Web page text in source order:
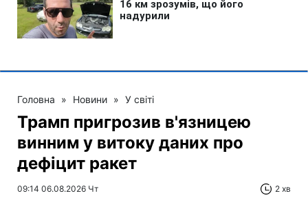
Головна » Новини » У світі
Трамп пригрозив в'язницею
винним у витоку даних про
дефіцит ракет
09:14 06.08.2026 Чт 2 хв